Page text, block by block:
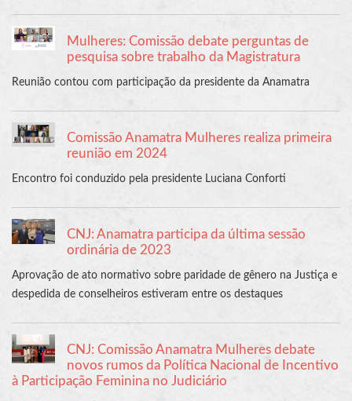
Mulheres: Comissão debate perguntas de
pesquisa sobre trabalho da Magistratura
Reunião contou com participação da presidente da Anamatra
Comissão Anamatra Mulheres realiza primeira
reunião em 2024
Encontro foi conduzido pela presidente Luciana Conforti
CNJ: Anamatra participa da última sessão
ordinária de 2023
Aprovação de ato normativo sobre paridade de gênero na Justiça e
despedida de conselheiros estiveram entre os destaques
CNJ: Comissão Anamatra Mulheres debate
novos rumos da Política Nacional de Incentivo
à Participação Feminina no Judiciário